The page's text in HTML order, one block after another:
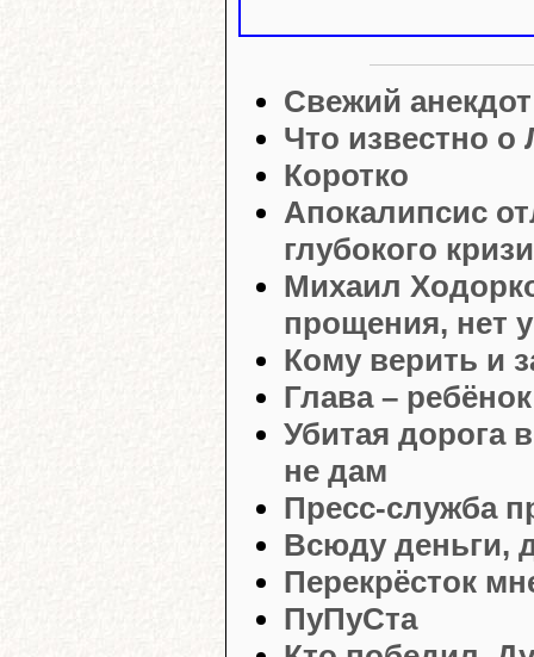
Свежий анекдот
Что известно о
Коротко
Апокалипсис
глубокого
Михаил
прощения, нет
Кому верить и
Глава – ребёнок
Убитая дорога
не дам
Пресс-служба
Всюду деньги,
Перекрёсток
ПуПуСта